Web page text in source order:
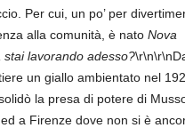
Per cui, un po’ per
alla comunità, è nato Nova
stai lavorando adesso?
un giallo ambientato nel
la presa di potere di
a Firenze dove non si è